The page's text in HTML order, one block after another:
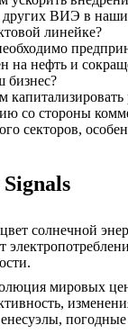
других ВИЭ в
линейке?
на нефть и
бизнес?
со стороны
секторов,
Signals
солнечной
мировых